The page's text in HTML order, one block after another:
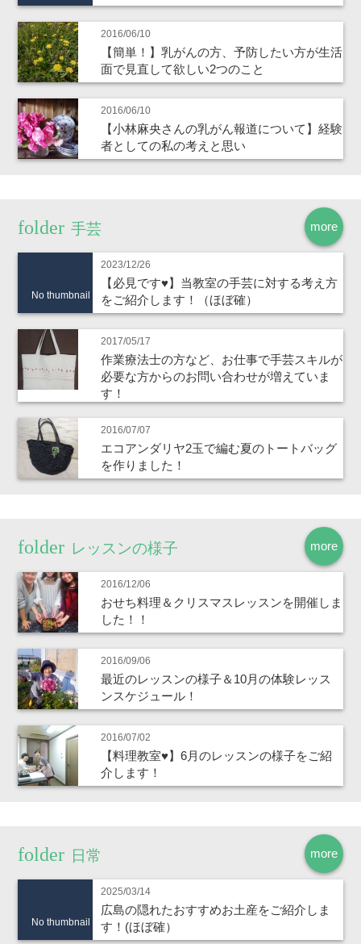
2016/06/10
【簡単！】乳がんの方、予防したい方が生活
面で見直して欲しい2つのこと
2016/06/10
【小林麻央さんの乳がん報道について】経験
者としての私の考えと思い
more
手芸
No thumbnail
2023/12/26
【必見です♥】当教室の手芸に対する考え方
をご紹介します！（ほぼ確）
2017/05/17
作業療法士の方など、お仕事で手芸スキルが
必要な方からのお問い合わせが増えていま
す！
2016/07/07
エコアンダリヤ2玉で編む夏のトートバッグ
を作りました！
more
レッスンの様子
2016/12/06
おせち料理＆クリスマスレッスンを開催しま
した！！
2016/09/06
最近のレッスンの様子＆10月の体験レッス
ンスケジュール！
2016/07/02
【料理教室♥】6月のレッスンの様子をご紹
介します！
more
日常
No thumbnail
2025/03/14
広島の隠れたおすすめお土産をご紹介しま
す！(ほぼ確）